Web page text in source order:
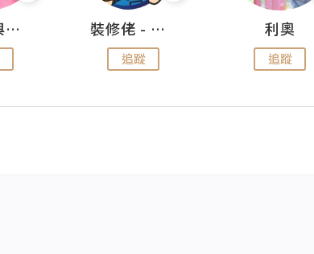
儍媽媽與兩隻小魔怪之家 裝修佬 - 香港一站式網上裝修平台
追蹤
利奧
追蹤